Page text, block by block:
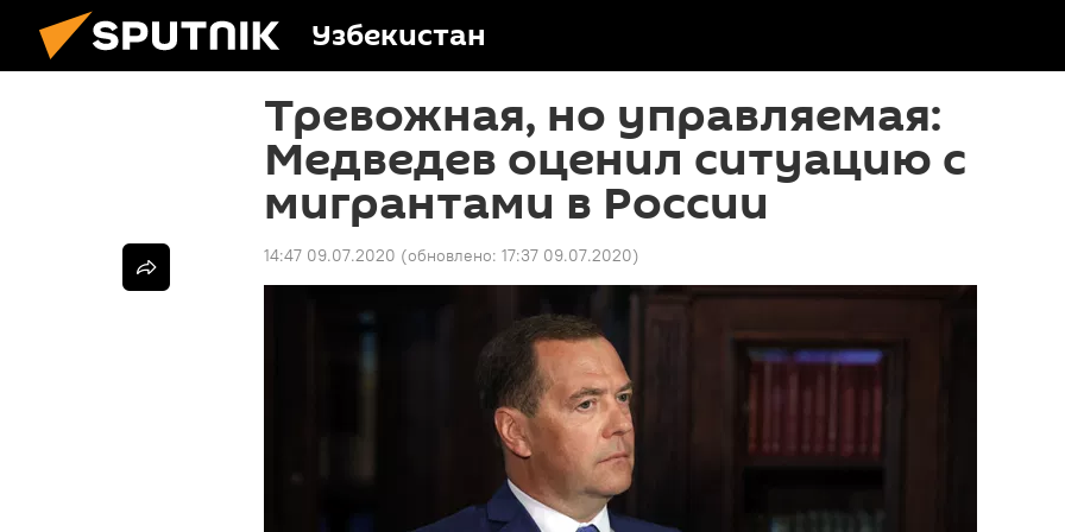
Узбекистан
Тревожная, но управляемая:
Медведев оценил ситуацию с
мигрантами в России
14:47 09.07.2020 (обновлено: 17:37 09.07.2020)